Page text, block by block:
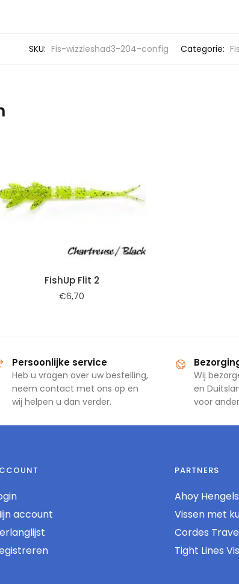
SKU: Fis-wizzleshad3-204-config Categorie:
FishUp Flit 2
€6,70
Persoonlijke service
Heb u vragen over uw bestelling,
neem contact met ons op en
wij helpen u dan verder.
Wij
en
voor
account
PARTNERS
Ahoy
Vissen met
Cordes
Tight Lines